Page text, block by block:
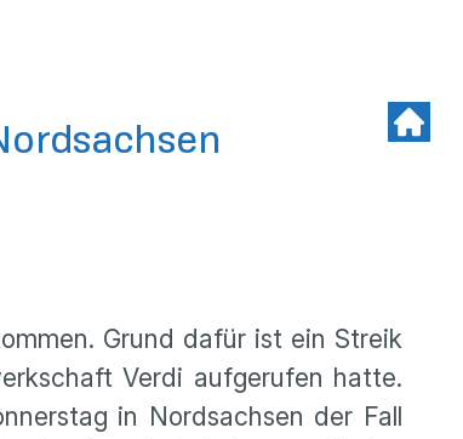
Grund dafür ist ein Streik
Verdi aufgerufen hatte.
in Nordsachsen der Fall